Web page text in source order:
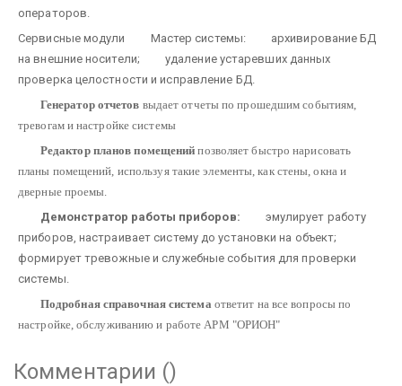
операторов.
Сервисные модули
Мастер системы: архивирование БД
на внешние носители; удаление устаревших данных
проверка целостности и исправление БД.
Генератор отчетов выдает отчеты по прошедшим событиям,
тревогам и настройке системы
Редактор планов помещений позволяет быстро нарисовать
планы помещений, используя такие элементы, как стены, окна и
дверные проемы.
Демонстратор работы приборов: эмулирует работу
приборов, настраивает систему до установки на объект;
формирует тревожные и служебные события для проверки
системы.
Подробная справочная система ответит на все вопросы по
настройке, обслуживанию и работе АРМ "ОРИОН"
Комментарии ()